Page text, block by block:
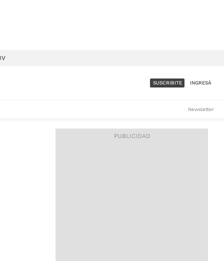
ACCESO FULL - $1.800/MES
SUSCRIBITE INGRESÁ
Newsletter